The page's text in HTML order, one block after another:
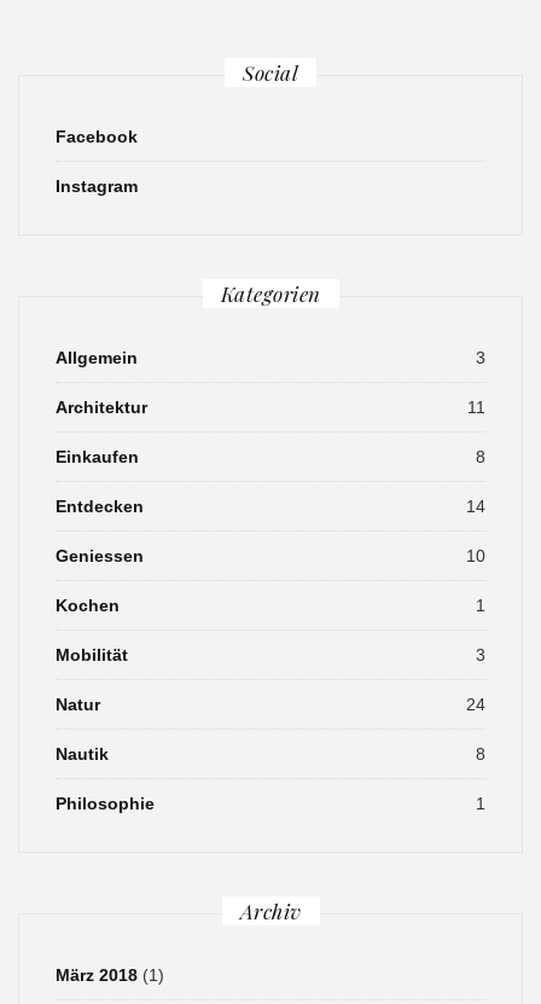
Social
Facebook
Instagram
Kategorien
Allgemein 3
Architektur 11
Einkaufen 8
Entdecken 14
Geniessen 10
Kochen 1
Mobilität 3
Natur 24
Nautik 8
Philosophie 1
Archiv
März 2018 (1)